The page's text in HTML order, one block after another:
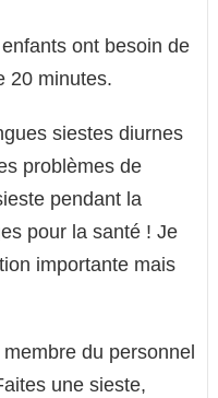
ont besoin de
20 minutes.
siestes diurnes
problèmes de
pendant la
pour la santé ! Je
importante mais
du personnel
une sieste,